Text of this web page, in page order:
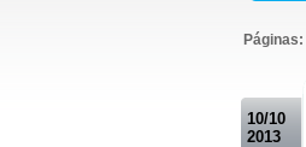
Páginas:
10/10
2013